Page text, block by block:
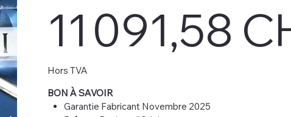
11 091,58
Hors TVA
BON À SAVOIR
Garantie Fabricant Novembre 2025